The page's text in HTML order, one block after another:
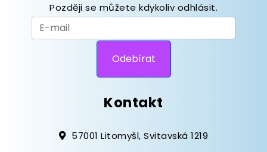
Později se můžete kdykoliv odhlásit.
Kontakt
57001 Litomyšl, Svitavská 1219